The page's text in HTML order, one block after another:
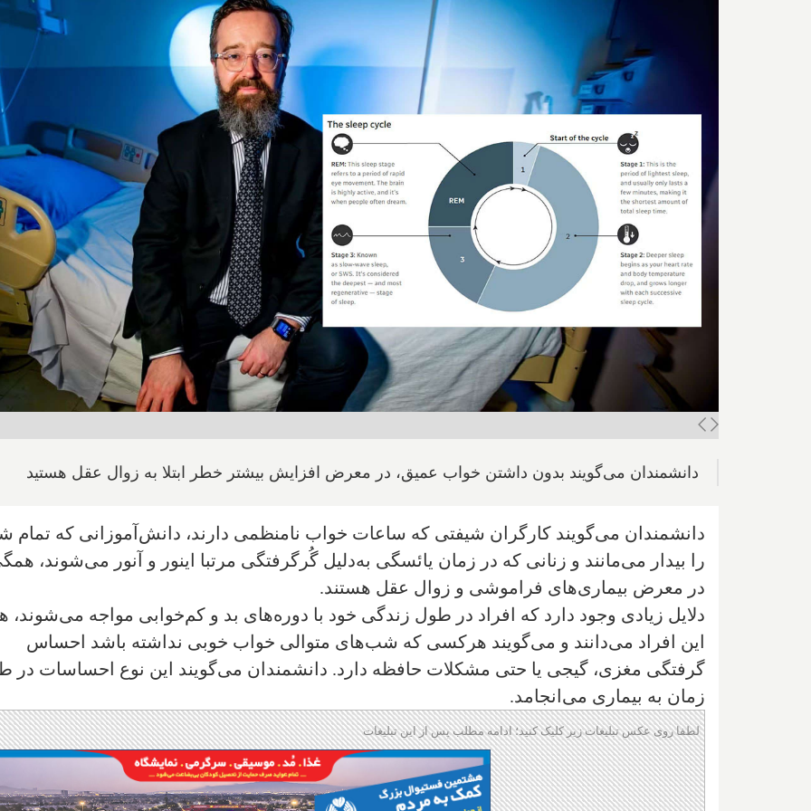
دانشمندان می‌گویند بدون داشتن خواب عمیق، در معرض افزایش بیشتر خطر ابتلا به زوال عقل هستید
دانشمندان می‌گویند کارگران شیفتی که ساعات خواب نامنظمی دارند، دانش‌آموزانی که
را بیدار می‌مانند و زنانی که در زمان یائسگی به‌دلیل گُرگرفتگی مرتبا اینور و آنور می‌شوند،
در معرض بیماری‌های فراموشی و زوال عقل هستند.
دلایل زیادی وجود دارد که افراد در طول زندگی خود با دوره‌های بد و کم‌خوابی مواجه می‌شوند،
این افراد می‌دانند و می‌گویند هرکسی که شب‌های متوالی خواب خوبی نداشته باشد احساس
گرفتگی مغزی، گیجی یا حتی مشکلات حافظه دارد. دانشمندان می‌گویند این نوع احساسات در
زمان به بیماری می‌انجامد.
لطفا روی عکس تبلیغات زیر کلیک کنید؛ ادامه مطلب پس از این تبلیغات